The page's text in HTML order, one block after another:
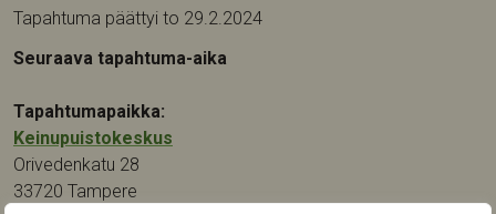
Tapahtuma päättyi to 29.2.2024
Seuraava tapahtuma-aika
Tapahtumapaikka:
Keinupuistokeskus
Orivedenkatu 28
33720 Tampere